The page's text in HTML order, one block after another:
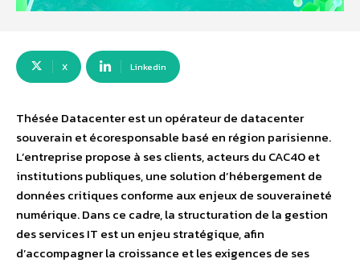
X Linkedin
Thésée Datacenter est un opérateur de datacenter
souverain et écoresponsable basé en région parisienne.
L’entreprise propose à ses clients, acteurs du CAC40 et
institutions publiques, une solution d’hébergement de
données critiques conforme aux enjeux de souveraineté
numérique. Dans ce cadre, la structuration de la gestion
des services IT est un enjeu stratégique, afin
d’accompagner la croissance et les exigences de ses